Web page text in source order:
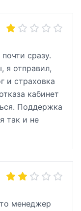
сразу.
я отправил,
и страховка
кабинет
Поддержка
так и не
менеджер